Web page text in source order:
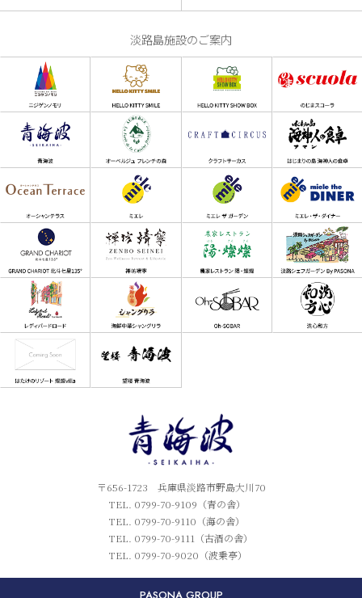
淡路島施設のご案内
〒656-1723 兵庫県淡路市野島大川70
TEL. 0799-70-9109（青の舎）
TEL. 0799-70-9110（海の舎）
TEL. 0799-70-9111（古酒の舎）
TEL. 0799-70-9020（波乗亭）